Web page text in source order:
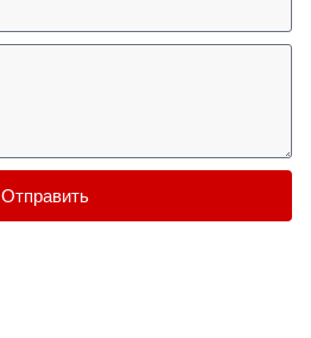
Отправить